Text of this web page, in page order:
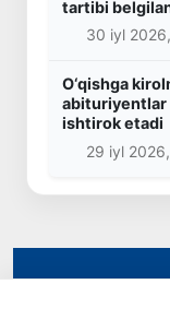
tartibi
30 iyl
O‘qishga
abituriyentlar
ishtirok etadi
29 iyl
“Yangi